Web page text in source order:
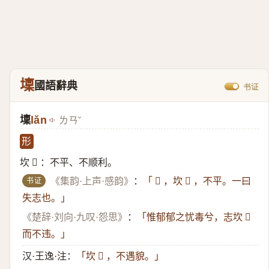
壈國語辭典 书证
壈lǎn ㄌㄢˇ
形
坎 𡒄 ：不平、不顺利。
书证 《集韵·上声·感韵》 ：
「 𡒄 ，坎 𡒄 ，不平。一曰
失志也。」
《楚辞·刘向·九叹·怨思》
：
「惟郁郁之忧毒兮，志坎 𡒄
而不违。」
汉·王逸·注： 「坎 𡒄 ，不遇貌。」